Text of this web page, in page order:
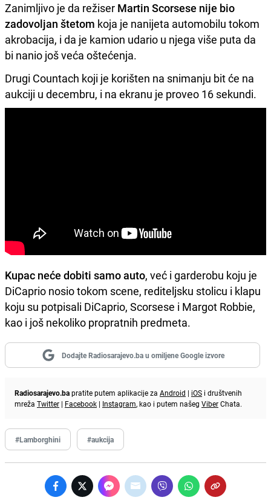
Zanimljivo je da režiser Martin Scorsese nije bio
zadovoljan štetom koja je nanijeta automobilu tokom
akrobacija, i da je kamion udario u njega više puta da
bi nanio još veća oštećenja.
Drugi Countach koji je korišten na snimanju bit će na
aukciji u decembru, i na ekranu je proveo 16 sekundi.
Kupac neće dobiti samo auto, već i garderobu koju je
DiCaprio nosio tokom scene, rediteljsku stolicu i klapu
koju su potpisali DiCaprio, Scorsese i Margot Robbie,
kao i još nekoliko propratnih predmeta.
Dodajte Radiosarajevo.ba u omiljene Google izvore
Radiosarajevo.bapratite putem aplikacije za Android | iOS i društvenih
mreža Twitter | Facebook | Instagram, kao i putem našeg ViberChata.
#Lamborghini #aukcija